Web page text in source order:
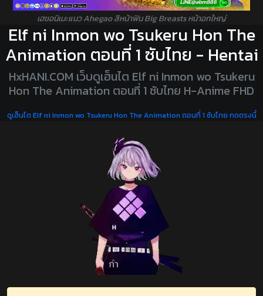
เฮชอนิเมะแนว Ahegao สีหน้าฟิน Big Breasts หน้าอกใหญ่
Elf ni Inmon wo Tsukeru Hon The
Animation ตอนที่ 1 ซับไทย - Hentai
HxHANI.COM เว็บดูเฮ็นไต Elf ni Inmon wo Tsukeru
Hon The Animation ตอนที่ 1 ซับไทย H-Anime FHD
ดูเฮ็นไต Elf ni Inmon wo Tsukeru Hon The Animation ตอนที่ 1 ซับไทย กดตรงนี้